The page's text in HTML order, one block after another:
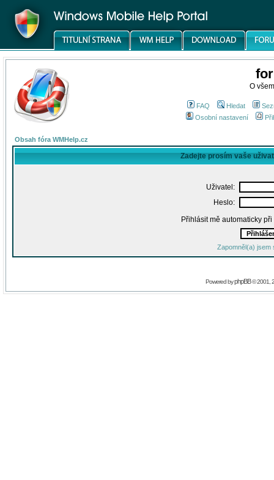
O
FAQ Hledat
Osobní nastavení
Obsah fóra WMHelp.cz
Zadejte prosím vaše
Uživatel:
Heslo:
Přihlásit mě automaticky
Zapomněl(a) jsem
Powered byphpBB© 2001,